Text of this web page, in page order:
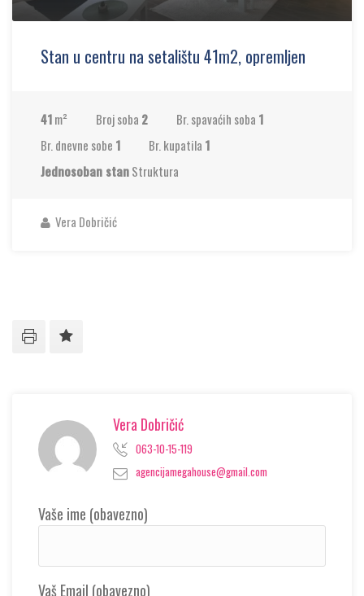
Stan u centru na setalištu 41m2, opremljen
41m² Broj soba 2 Br. spavaćih soba 1
Br. dnevne sobe 1 Br. kupatila 1
Jednosoban stanStruktura
Vera Dobričić
Vera Dobričić
063-10-15-119
agencijamegahouse@gmail.com
Vaše ime (obavezno)
Vaš Email (obavezno)